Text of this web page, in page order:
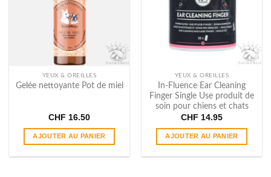
peuvent
être
choisies
sur
page
du
peuvent
être
choisies
sur
page
du
produit
YEUX & OREILLES
Gelée nettoyante Pot de miel
CHF 16.50
AJOUTER AU PANIER
YEUX & OREILLES
In​-​Fluence Ear Cleaning
Finger Single Use produit de
soin pour chiens et chats
CHF 14.95
AJOUTER AU PANIER